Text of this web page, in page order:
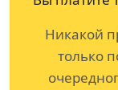
Никакой
только